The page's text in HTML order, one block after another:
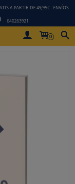
A PARTIR DE 49,95€ - ENVÍOS
640263921
0